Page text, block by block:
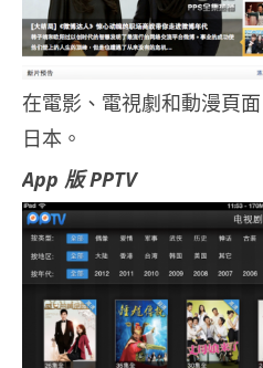
在電影、電視劇和動漫頁
日本。
App 版 PPTV